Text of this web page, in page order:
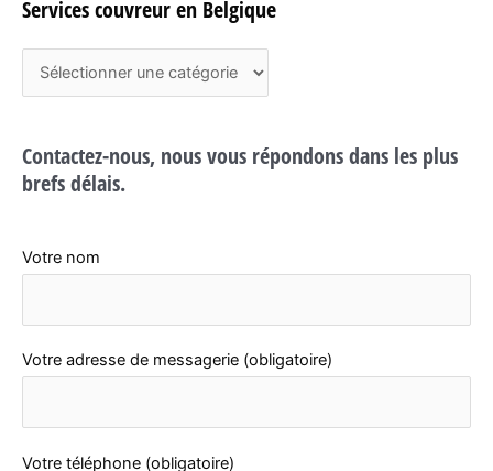
Services couvreur en Belgique
e
v
i
e
o
u
Contactez-nous, nous vous répondons dans les plus
brefs délais.
Votre nom
Votre adresse de messagerie (obligatoire)
Votre téléphone (obligatoire)